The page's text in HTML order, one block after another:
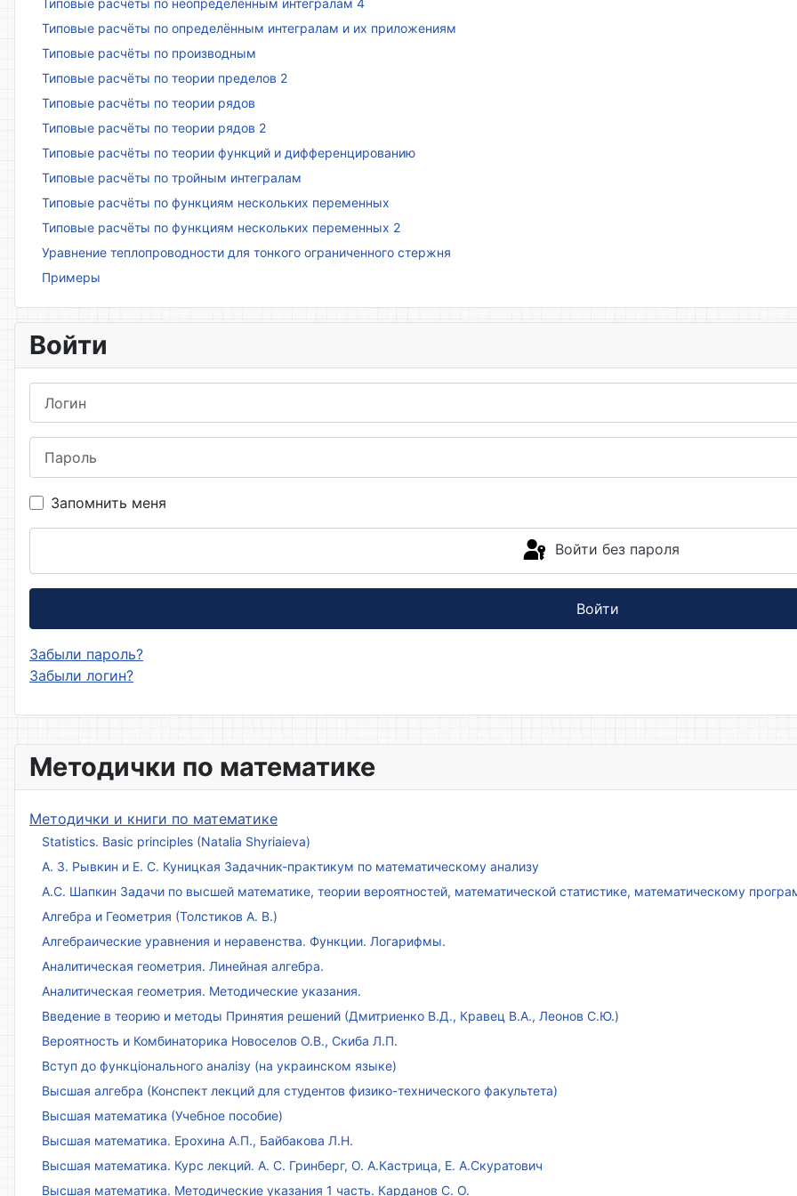
Методички по математике
Методички и книги по математике
Statistics. Basic principles (Natalia Shyriaieva)
А. З. Рывкин и Е. С. Куницкая Задачник-практикум по математическому анализу
А.С. Шапкин Задачи по высшей математике, теории вероятностей, математической статистике, математическому
Алгебра и Геометрия (Толстиков А. В.)
Алгебраические уравнения и неравенства. Функции. Логарифмы.
Аналитическая геометрия. Линейная алгебра.
Аналитическая геометрия. Методические указания.
Введение в теорию и методы Принятия решений (Дмитриенко В.Д., Кравец В.А., Леонов С.Ю.)
Вероятность и Комбинаторика Новоселов О.В., Скиба Л.П.
Вступ до функціонального аналізу (на украинском языке)
Высшая алгебра (Конспект лекций для студентов физико-технического факультета)
Высшая математика (Учебное пособие)
Высшая математика. Ерохина А.П., Байбакова Л.Н.
Высшая математика. Курс лекций. А. С. Гринберг, О. А.Кастрица, Е. А.Скуратович
Высшая математика. Методические указания 1 часть. Карданов С. О.
Типовые расчёты по определённым интегралам и их приложениям
Типовые расчёты по производным
Типовые расчёты по теории пределов 2
Типовые расчёты по теории рядов
Типовые расчёты по теории рядов 2
Типовые расчёты по теории функций и дифференцированию
Типовые расчёты по тройным интегралам
Типовые расчёты по функциям нескольких переменных
Типовые расчёты по функциям нескольких переменных 2
Уравнение теплопроводности для тонкого ограниченного стержня
Примеры
Войти
Запомнить меня
Войти без пароля
Войти
Забыли пароль?
Забыли логин?